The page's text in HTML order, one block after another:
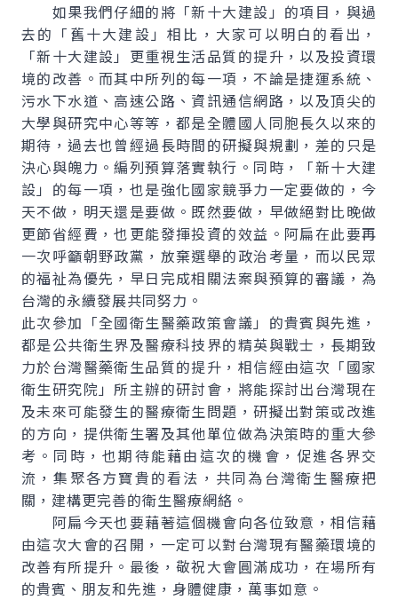
如果我們仔細的將「新十大建設」的項目，與過
去的「舊十大建設」相比，大家可以明白的看出，
「新十大建設」更重視生活品質的提升，以及投資環
境的改善。而其中所列的每一項，不論是捷運系統、
污水下水道、高速公路、資訊通信網路，以及頂尖的
大學與研究中心等等，都是全體國人同胞長久以來的
期待，過去也曾經過長時間的研擬與規劃，差的只是
決心與魄力。編列預算落實執行。同時，「新十大建
設」的每一項，也是強化國家競爭力一定要做的，今
天不做，明天還是要做。既然要做，早做絕對比晚做
更節省經費，也更能發揮投資的效益。阿扁在此要再
一次呼籲朝野政黨，放棄選舉的政治考量，而以民眾
的福祉為優先，早日完成相關法案與預算的審議，為
台灣的永續發展共同努力。
此次參加「全國衛生醫藥政策會議」的貴賓與先進，
都是公共衛生界及醫療科技界的精英與戰士，長期致
力於台灣醫藥衛生品質的提升，相信經由這次「國家
衛生研究院」所主辦的研討會，將能探討出台灣現在
及未來可能發生的醫療衛生問題，研擬出對策或改進
的方向，提供衛生署及其他單位做為決策時的重大參
考。同時，也期待能藉由這次的機會，促進各界交
流，集聚各方寶貴的看法，共同為台灣衛生醫療把
關，建構更完善的衛生醫療網絡。
阿扁今天也要藉著這個機會向各位致意，相信藉
由這次大會的召開，一定可以對台灣現有醫藥環境的
改善有所提升。最後，敬祝大會圓滿成功，在場所有
的貴賓、朋友和先進，身體健康，萬事如意。